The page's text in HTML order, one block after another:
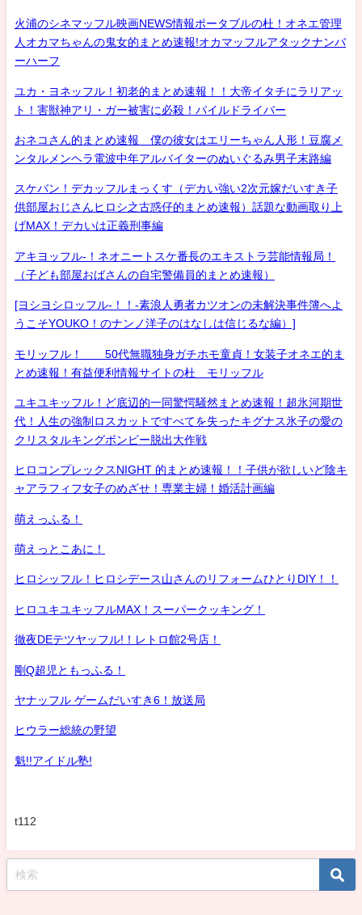
火浦のシネマッフル映画NEWS情報ポータブルの杜！オネエ管理
人オカマちゃんの鬼女的まとめ速報!オカマッフルアタックナンバ
ーハーフ
ユカ・ヨネッフル！初老的まとめ速報！！大帝イタチにラリアッ
ト！害獣神アリ・ガー被害に必殺！パイルドライバー
おネコさん的まとめ速報 僕の彼女はエリーちゃん人形！豆腐メ
ンタルメンヘラ電波中年アルバイターのぬいぐるみ男子末路編
スケバン！デカッフルまっくす（デカい強い2次元嫁だいすき子
供部屋おじさんヒロシ之古惑仔的まとめ速報）話題な動画取り上
げMAX！デカいは正義刑事編
アキヨッフル-！ネオニートスケ番長のエキストラ芸能情報局！
（子ども部屋おばさんの自宅警備員的まとめ速報）
[ヨシヨシロッフル-！！-素浪人勇者カツオンの未解決事件簿へよ
うこそYOUKO！のナンノ洋子のはなしは信じるな編）]
モリッフル！ 50代無職独身ガチホモ童貞！女装子オネエ的ま
とめ速報！有益便利情報サイトの杜 モリッフル
ユキユキッフル！ど底辺的一同驚愕騒然まとめ速報！超氷河期世
代！人生の強制ロスカットですべてを失ったキグナス氷子の愛の
クリスタルキングボンビー脱出大作戦
ヒロコンプレックスNIGHT 的まとめ速報！！子供が欲しいど陰キ
ャアラフィフ女子のめざせ！専業主婦！婚活計画編
萌えっふる！
萌えっとこあに！
ヒロシッフル！ヒロシデース山さんのリフォームひとりDIY！！
ヒロユキユキッフルMAX！スーパークッキング！
徹夜DEテツヤッフル!！レトロ館2号店！
剛Q超児ともっふる！
ヤナッフル ゲームだいすき6！放送局
ヒウラー総統の野望
魁!!アイドル塾!
t112